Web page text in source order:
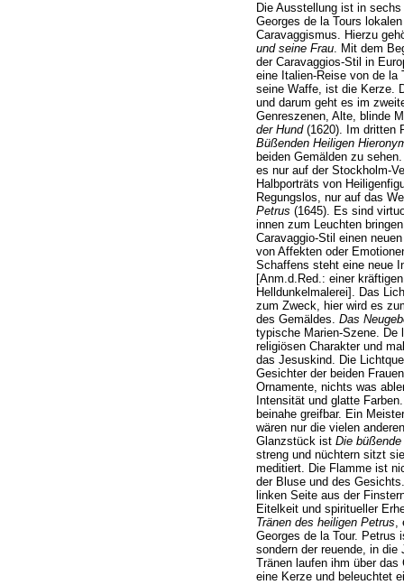
Die Ausstellung ist in
Georges de la Tours
Caravaggismus. Hierzu
und seine Frau. Mit dem
der Caravaggios-Stil in
eine Italien-Reise von de la
seine Waffe, ist die Kerze.
und darum geht es im
Genreszenen, Alte, blinde
der Hund(1620). Im dritten
Büßenden Heiligen
beiden Gemälden zu
es nur auf der Stockholm-
Halbporträts von
Regungslos, nur auf das
Petrus (1645). Es sind
innen zum Leuchten
Caravaggio-Stil einen
von Affekten oder
Schaffens steht eine neue
[Anm.d.Red.: einer
Helldunkelmalerei]. Das
zum Zweck, hier wird es
des Gemäldes. Das
typische Marien-Szene. De
religiösen Charakter und
das Jesuskind. Die
Gesichter der beiden
Ornamente, nichts was
Intensität und glatte
beinahe greifbar. Ein
wären nur die vielen
Glanzstück ist Die
streng und nüchtern sitzt
meditiert. Die Flamme ist
der Bluse und des
linken Seite aus der
Eitelkeit und spiritueller
Tränen des heiligen Petrus,
Georges de la Tour. Petrus
sondern der reuende, in die
Tränen laufen ihm über
eine Kerze und beleuchtet